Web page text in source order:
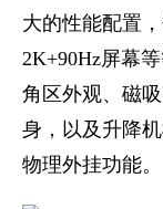
大的性能配置
2K+90Hz屏幕
角区外观、磁
身，以及升降
物理外挂功能。